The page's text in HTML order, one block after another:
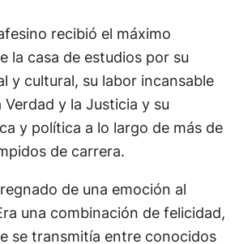
recibió el máximo
la casa de estudios por su
y cultural, su labor incansable
y la Justicia y su
y política a lo largo de más de
de una emoción al
una combinación de felicidad,